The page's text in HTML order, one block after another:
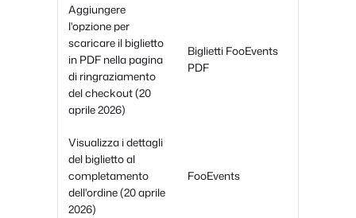
Aggiungere
l'opzione per
scaricare il biglietto
in PDF nella pagina
di ringraziamento
del checkout (20
aprile 2026)
Biglietti FooEvents
PDF
Visualizza i dettagli
del biglietto al
completamento
dell'ordine (20 aprile
2026)
FooEvents